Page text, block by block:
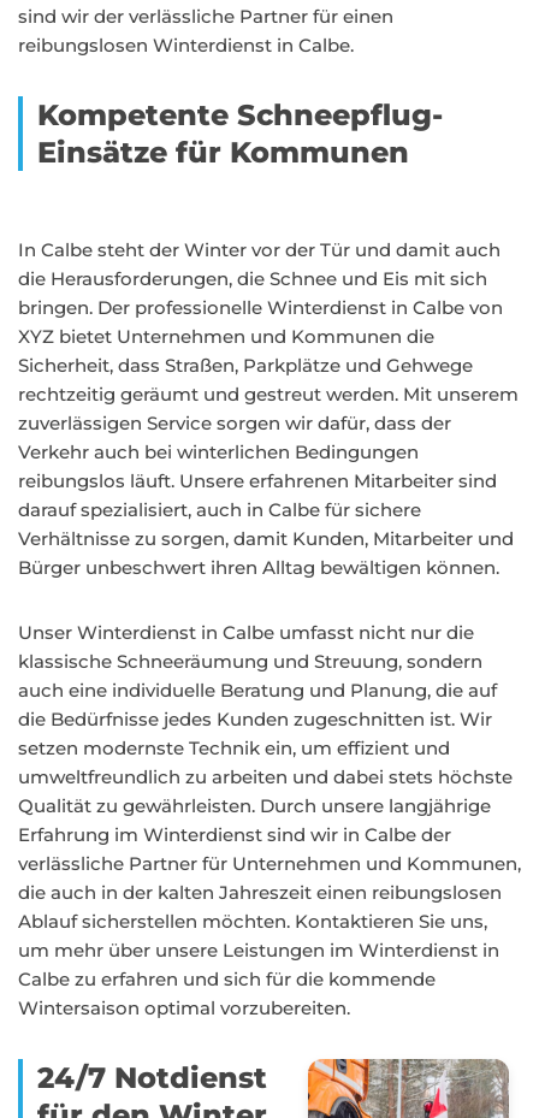
sind wir der verlässliche Partner für einen
reibungslosen Winterdienst in Calbe.
Kompetente Schneepflug-
Einsätze für Kommunen
In Calbe steht der Winter vor der Tür und damit auch
die Herausforderungen, die Schnee und Eis mit sich
bringen. Der professionelle Winterdienst in Calbe von
XYZ bietet Unternehmen und Kommunen die
Sicherheit, dass Straßen, Parkplätze und Gehwege
rechtzeitig geräumt und gestreut werden. Mit unserem
zuverlässigen Service sorgen wir dafür, dass der
Verkehr auch bei winterlichen Bedingungen
reibungslos läuft. Unsere erfahrenen Mitarbeiter sind
darauf spezialisiert, auch in Calbe für sichere
Verhältnisse zu sorgen, damit Kunden, Mitarbeiter und
Bürger unbeschwert ihren Alltag bewältigen können.
Unser Winterdienst in Calbe umfasst nicht nur die
klassische Schneeräumung und Streuung, sondern
auch eine individuelle Beratung und Planung, die auf
die Bedürfnisse jedes Kunden zugeschnitten ist. Wir
setzen modernste Technik ein, um effizient und
umweltfreundlich zu arbeiten und dabei stets höchste
Qualität zu gewährleisten. Durch unsere langjährige
Erfahrung im Winterdienst sind wir in Calbe der
verlässliche Partner für Unternehmen und Kommunen,
die auch in der kalten Jahreszeit einen reibungslosen
Ablauf sicherstellen möchten. Kontaktieren Sie uns,
um mehr über unsere Leistungen im Winterdienst in
Calbe zu erfahren und sich für die kommende
Wintersaison optimal vorzubereiten.
24/7 Notdienst